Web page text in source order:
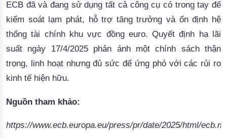
ECB đã và đang sử dụng tất cả công cụ có trong tay để
kiểm soát lạm phát, hỗ trợ tăng trưởng và ổn định hệ
thống tài chính khu vực đồng euro. Quyết định hạ lãi
suất ngày 17/4/2025 phản ánh một chính sách thận
trọng, linh hoạt nhưng đủ sức để ứng phó với các rủi ro
kinh tế hiện hữu.
Nguồn tham khảo: